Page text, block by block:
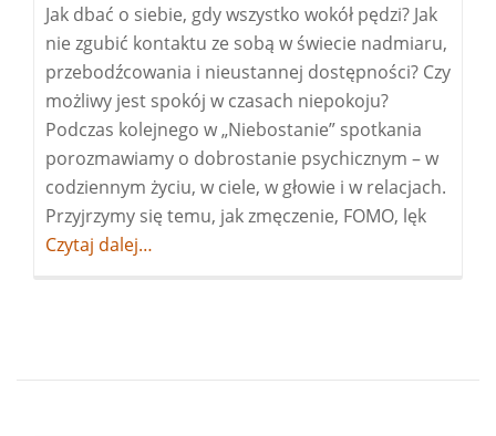
Jak dbać o siebie, gdy wszystko wokół pędzi? Jak
nie zgubić kontaktu ze sobą w świecie nadmiaru,
przebodźcowania i nieustannej dostępności? Czy
możliwy jest spokój w czasach niepokoju?
Podczas kolejnego w „Niebostanie” spotkania
porozmawiamy o dobrostanie psychicznym – w
codziennym życiu, w ciele, w głowie i w relacjach.
Przyjrzymy się temu, jak zmęczenie, FOMO, lęk
chaosu
Czytaj dalej…